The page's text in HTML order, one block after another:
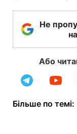
Не
Або
Більше по темі: